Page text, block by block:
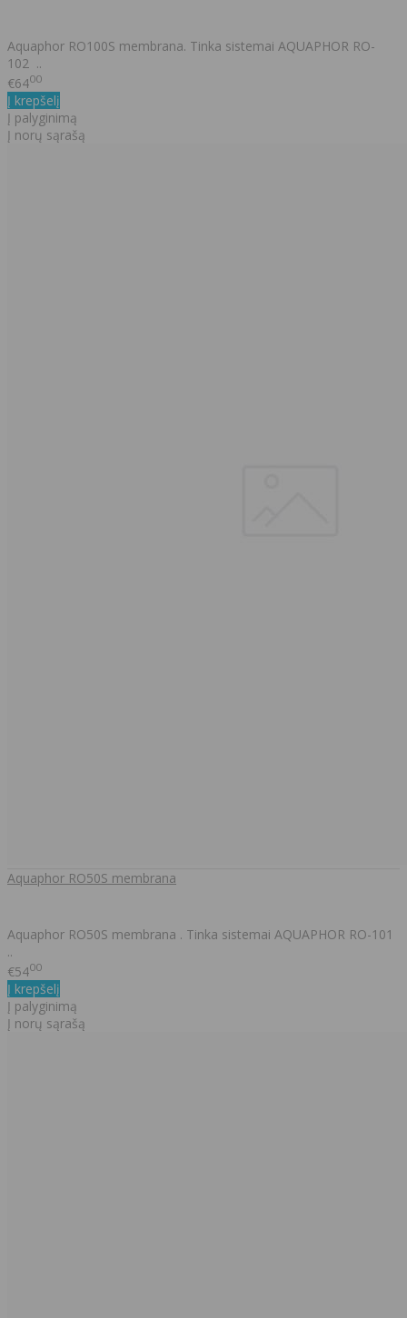
Aquaphor RO100S membrana. Tinka sistemai AQUAPHOR RO-
102 ..
€6400
Į krepšelį
Į palyginimą
Į norų sąrašą
Aquaphor RO50S membrana
Aquaphor RO50S membrana . Tinka sistemai AQUAPHOR RO-101
..
€5400
Į krepšelį
Į palyginimą
Į norų sąrašą